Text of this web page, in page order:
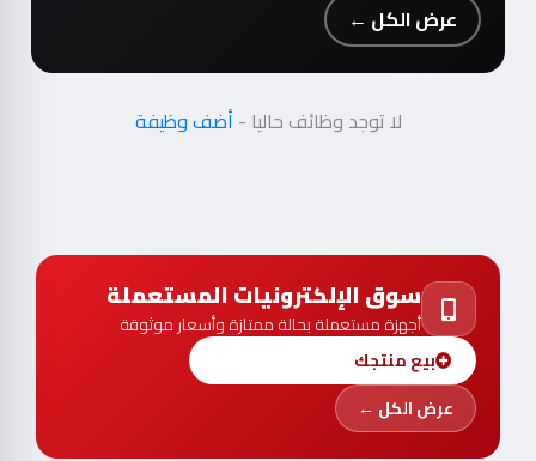
عرض الكل ←
لا توجد وظائف حاليا - أضف وظيفة
سوق الإلكترونيات المستعملة
أجهزة مستعملة بحالة ممتازة وأسعار موثوقة
بيع منتجك
عرض الكل ←